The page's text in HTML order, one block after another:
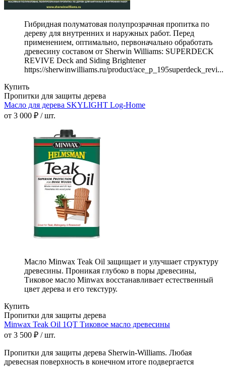
Гибридная полуматовая полупрозрачная пропитка по
дереву для внутренних и наружных работ. Перед
применением, оптимально, первоначально обработать
древесину составом от Sherwin Williams: SUPERDECK
REVIVE Deck and Siding Brightener
https://sherwinwilliams.ru/product/ace_p_195superdeck_revi...
Купить
Пропитки для защиты дерева
Масло для дерева SKYLIGHT Log-Home
от 3 000 ₽ / шт.
Масло Minwax Teak Oil защищает и улучшает структуру
древесины. Проникая глубоко в поры древесины,
Тиковое масло Minwax восстанавливает естественный
цвет дерева и его текстуру.
Купить
Пропитки для защиты дерева
Minwax Teak Oil 1QT Тиковое масло древесины
от 3 500 ₽ / шт.
Пропитки для защиты дерева Sherwin-Williams. Любая
древесная поверхность в конечном итоге подвергается